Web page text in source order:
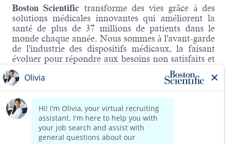
Boston Scientific transforme des vies grâce à des
solutions médicales innovantes qui améliorent la
santé de plus de 37 millions de patients dans le
monde chaque année. Nous sommes à l'avant-garde
de l'industrie des dispositifs médicaux, la faisant
évoluer pour répondre aux besoins non satisfaits et
émergents en matière de soins de santé. Notre
culture alimente notre performance et nous
transformons notre vision partagée en valeur grâce
à la contribution de nos 48 000 collègues dans le
monde.
La divisionRM (Rhythm Management)